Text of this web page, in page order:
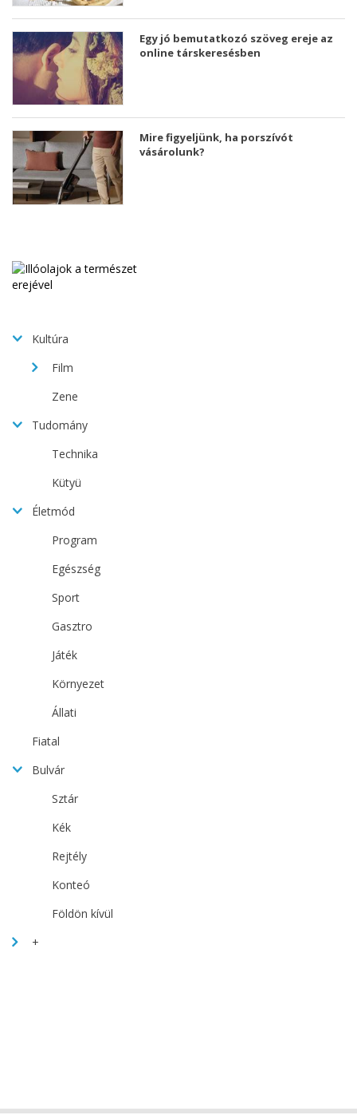
Egy jó bemutatkozó szöveg ereje az
online társkeresésben
Mire figyeljünk, ha porszívót
vásárolunk?
Kultúra
Film
Zene
Tudomány
Technika
Kütyü
Életmód
Program
Egészség
Sport
Gasztro
Játék
Környezet
Állati
Fiatal
Bulvár
Sztár
Kék
Rejtély
Konteó
Földön kívül
+